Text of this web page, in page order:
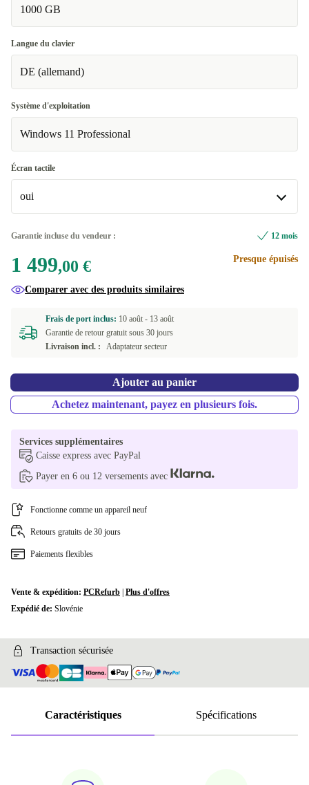
Disponible dans d'autres variantes
64.0 GB
1000 GB
Langue du clavier
DE (allemand)
Système d'exploitation
Windows 11 Professional
Écran tactile
oui
Garantie incluse du vendeur : 12 mois
1 499,00 € Presque épuisés
Comparer avec des produits similaires
Frais de port inclus: 10 août - 13 août
Garantie de retour gratuit sous 30 jours
Livraison incl. :
Adaptateur secteur
Ajouter au panier
Achetez maintenant, payez en plusieurs fois.
Services supplémentaires
Caisse express avec PayPal
Payer en 6 ou 12 versements avec
Fonctionne comme un appareil neuf
Retours gratuits de 30 jours
Paiements flexibles
Vente & expédition: PCRefurb Plus d'offres
Expédié de: Slovénie
Transaction sécurisée
Caractéristiques Spécifications